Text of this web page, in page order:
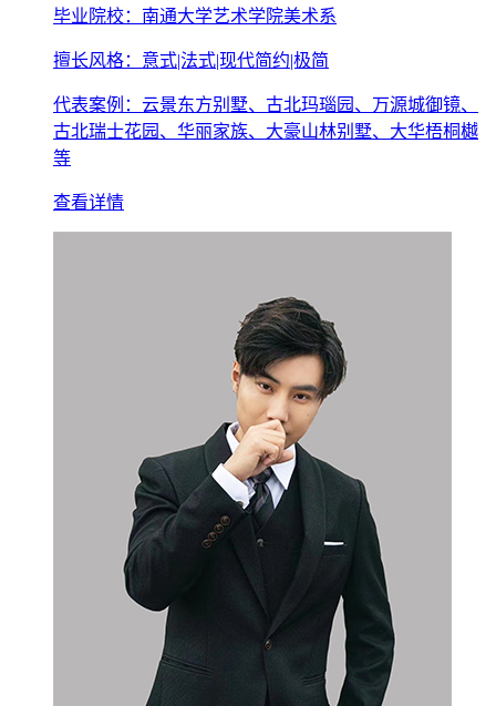
毕业院校：南通大学艺术学院美术系
擅长风格：意式|法式|现代简约|极简
代表案例：云景东方别墅、古北玛瑙园、万源城御镜、
古北瑞士花园、华丽家族、大豪山林别墅、大华梧桐樾
等
查看详情